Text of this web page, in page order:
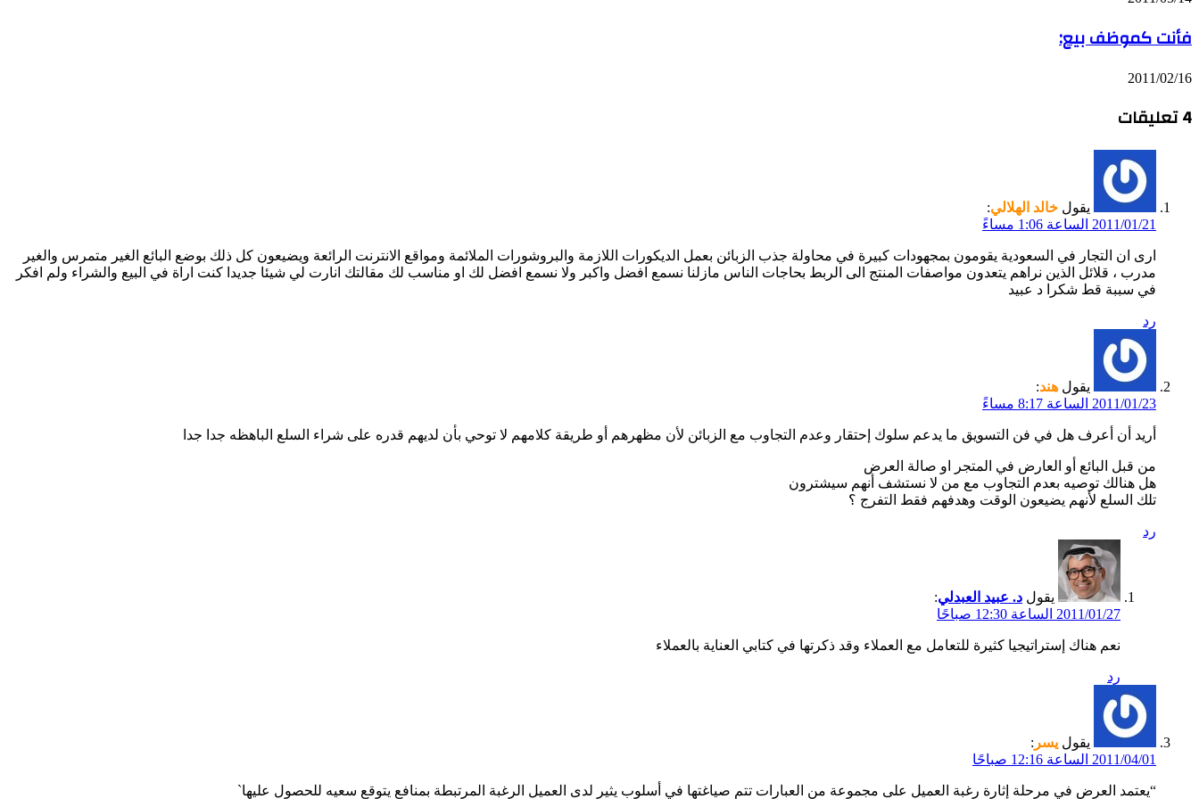
فأنت كموظف بيع:
2011/02/16
‫4 تعليقات
يقول خالد الهلالي:
2011/01/21 الساعة 1:06 مساءً
ارى ان التجار في السعودية يقومون بمجهودات كبيرة في محاولة جذب الزبائن بعمل الديكورات اللازمة والبروشورات الملائمة ومواقع الانترنت الرائعة ويضيعون كل ذلك بوضع البائع الغير متمرس والغير
مدرب ، قلائل الذين نراهم يتعدون مواصفات المنتج الى الربط بحاجات الناس مازلنا نسمع افضل واكبر ولا نسمع افضل لك او مناسب لك مقالتك انارت لي شيئا جديدا كنت اراة في البيع والشراء ولم افكر
في سببة قط شكرا د عبيد
رد
يقول هند:
2011/01/23 الساعة 8:17 مساءً
أريد أن أعرف هل في فن التسويق ما يدعم سلوك إحتقار وعدم التجاوب مع الزبائن لأن مظهرهم أو طريقة كلامهم لا توحي بأن لديهم قدره على شراء السلع الباهظه جدا جدا
من قبل البائع أو العارض في المتجر او صالة العرض
هل هنالك توصيه بعدم التجاوب مع من لا نستشف أنهم سيشترون
تلك السلع لأنهم يضيعون الوقت وهدفهم فقط التفرج ؟
رد
يقول د. عبيد العبدلي:
2011/01/27 الساعة 12:30 صباحًا
نعم هناك إستراتيجيا كثيرة للتعامل مع العملاء وقد ذكرتها في كتابي العناية بالعملاء
رد
يقول يسر :
2011/04/01 الساعة 12:16 صباحًا
“يعتمد العرض في مرحلة إثارة رغبة العميل على مجموعة من العبارات تتم صياغتها في أسلوب يثير لدى العميل الرغبة المرتبطة بمنافع يتوقع سعيه للحصول عليها`